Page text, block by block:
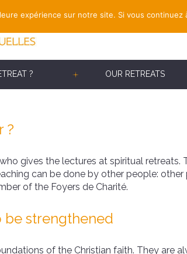
? OUR RETREATS
?
gives the lectures at spiritual
can be done by other people:
of the Foyers de Charité.
be strengthened
of the Christian faith. They are
expérience sur notre site. Si vous